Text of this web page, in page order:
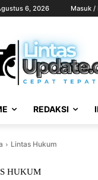
6, 2026 Masuk /
REDAKSI
Lintas Hukum
HUKUM